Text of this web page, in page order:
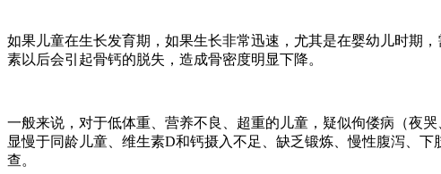
如果儿童在生长发育期，如果生长非常迅速，尤其是在婴幼儿时期
素以后会引起骨钙的脱失，造成骨密度明显下降。
一般来说，对于低体重、营养不良、超重的儿童，疑似佝偻病（夜
显慢于同龄儿童、维生素D和钙摄入不足、缺乏锻炼、慢性腹泻、
查。